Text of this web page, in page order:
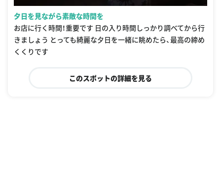
夕日を見ながら素敵な時間を
お店に行く時間！重要です 日の入り時間しっかり調べてから行
きましょう とっても綺麗な夕日を一緒に眺めたら、最高の締め
くくりです
このスポットの詳細を見る